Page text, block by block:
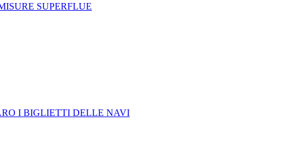
SUPERFLUE
I BIGLIETTI DELLE NAVI